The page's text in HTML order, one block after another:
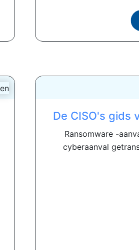
De CISO's gids
Ransomware -
cyberaanval